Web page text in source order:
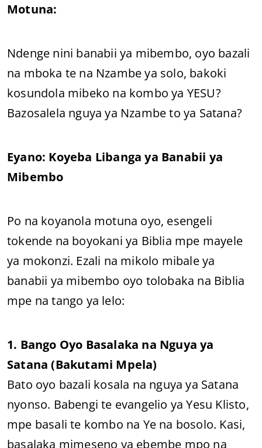
Motuna:
Ndenge nini banabii ya mibembo, oyo bazali
na mboka te na Nzambe ya solo, bakoki
kosundola mibeko na kombo ya YESU?
Bazosalela nguya ya Nzambe to ya Satana?
Eyano: Koyeba Libanga ya Banabii ya
Mibembo
Po na koyanola motuna oyo, esengeli
tokende na boyokani ya Biblia mpe mayele
ya mokonzi. Ezali na mikolo mibale ya
banabii ya mibembo oyo tolobaka na Biblia
mpe na tango ya lelo:
1. Bango Oyo Basalaka na Nguya ya
Satana (Bakutami Mpela)
Bato oyo bazali kosala na nguya ya Satana
nyonso. Babengi te evangelio ya Yesu Klisto,
mpe basali te kombo na Ye na bosolo. Kasi,
basalaka mimeseno ya ebembe mpo na